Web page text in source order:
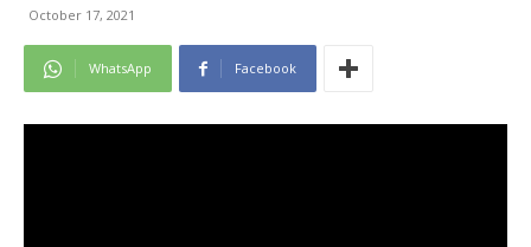
October 17, 2021
WhatsApp Facebook